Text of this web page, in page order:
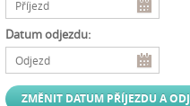
Datum odjezdu: